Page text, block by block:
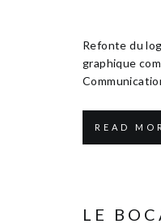
Refonte du
graphique
READ
LE